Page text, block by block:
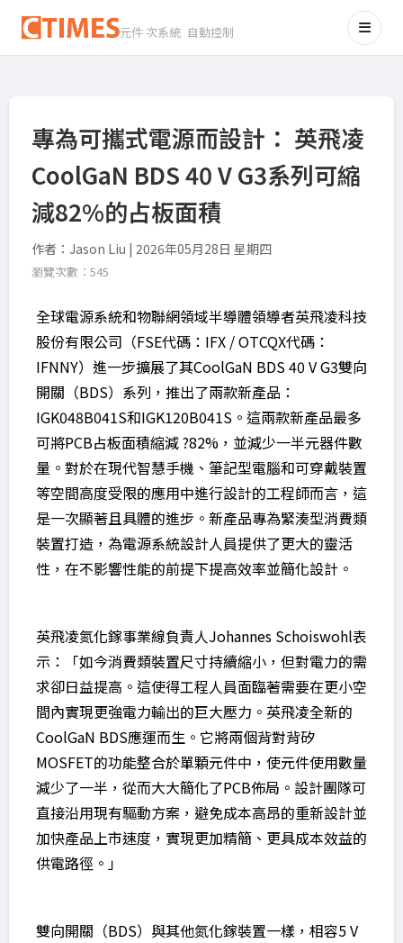
元件 次系統 自動控制
專為可攜式電源而設計： 英飛凌
CoolGaN BDS 40 V G3系列可縮
減82%的占板面積
作者：Jason Liu | 2026年05月28日 星期四
瀏覽次數：545
全球電源系統和物聯網領域半導體領導者英飛凌科技
股份有限公司（FSE代碼：IFX / OTCQX代碼：
IFNNY）進一步擴展了其CoolGaN BDS 40 V G3雙向
開關（BDS）系列，推出了兩款新產品：
IGK048B041S和IGK120B041S。這兩款新產品最多
可將PCB占板面積縮減 ?82%，並減少一半元器件數
量。對於在現代智慧手機、筆記型電腦和可穿戴裝置
等空間高度受限的應用中進行設計的工程師而言，這
是一次顯著且具體的進步。新產品專為緊湊型消費類
裝置打造，為電源系統設計人員提供了更大的靈活
性，在不影響性能的前提下提高效率並簡化設計。
英飛凌氮化鎵事業線負責人Johannes Schoiswohl表
示：「如今消費類裝置尺寸持續縮小，但對電力的需
求卻日益提高。這使得工程人員面臨著需要在更小空
間內實現更強電力輸出的巨大壓力。英飛凌全新的
CoolGaN BDS應運而生。它將兩個背對背矽
MOSFET的功能整合於單顆元件中，使元件使用數量
減少了一半，從而大大簡化了PCB佈局。設計團隊可
直接沿用現有驅動方案，避免成本高昂的重新設計並
加快產品上市速度，實現更加精簡、更具成本效益的
供電路徑。」
雙向開關（BDS）與其他氮化鎵裝置一樣，相容5 V